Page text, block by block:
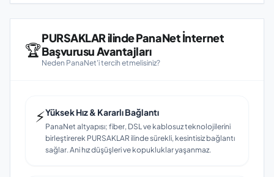
🏆
PURSAKLAR ilinde PanaNet İnternet
Başvurusu Avantajları
Neden PanaNet'i tercih etmelisiniz?
⚡Yüksek Hız & Kararlı Bağlantı
PanaNet altyapısı; fiber, DSL ve kablosuz teknolojilerini
birleştirerek PURSAKLAR ilinde sürekli, kesintisiz bağlantı
sağlar. Ani hız düşüşleri ve kopukluklar yaşanmaz.